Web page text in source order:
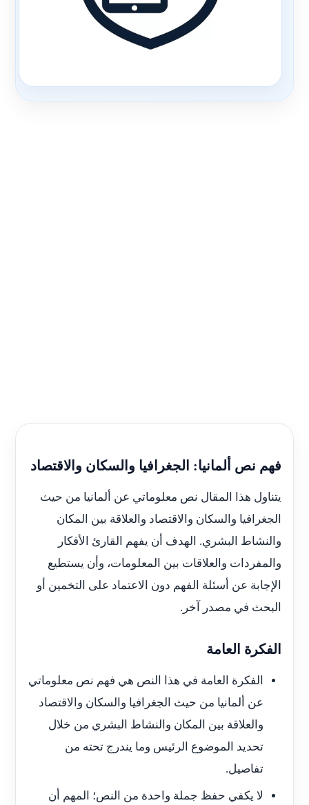
فهم نص ألمانيا: الجغرافيا والسكان والاقتصاد
يتناول هذا المقال نص معلوماتي عن ألمانيا من حيث
الجغرافيا والسكان والاقتصاد والعلاقة بين المكان
والنشاط البشري. الهدف أن يفهم القارئ الأفكار
والمفردات والعلاقات بين المعلومات، وأن يستطيع
الإجابة عن أسئلة الفهم دون الاعتماد على التخمين أو
البحث في مصدر آخر.
الفكرة العامة
الفكرة العامة في هذا النص هي فهم نص معلوماتي
عن ألمانيا من حيث الجغرافيا والسكان والاقتصاد
والعلاقة بين المكان والنشاط البشري من خلال
تحديد الموضوع الرئيس وما يندرج تحته من
تفاصيل.
لا يكفي حفظ جملة واحدة من النص؛ المهم أن